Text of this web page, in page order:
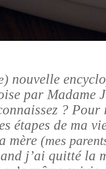
nouvelle
par Madame
? Pour
étapes de ma
mère (mes
j’ai quitté la